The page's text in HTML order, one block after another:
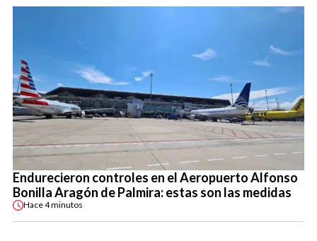
Endurecieron controles en el Aeropuerto Alfonso
Bonilla Aragón de Palmira: estas son las medidas
Hace4 minutos